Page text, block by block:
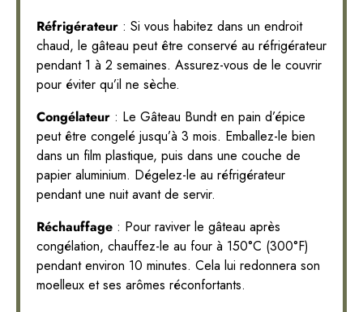
Réfrigérateur : Si vous habitez dans un endroit
chaud, le gâteau peut être conservé au réfrigérateur
pendant 1 à 2 semaines. Assurez-vous de le couvrir
pour éviter qu’il ne sèche.
Congélateur : Le Gâteau Bundt en pain d’épice
peut être congelé jusqu’à 3 mois. Emballez-le bien
dans un film plastique, puis dans une couche de
papier aluminium. Dégelez-le au réfrigérateur
pendant une nuit avant de servir.
Réchauffage : Pour raviver le gâteau après
congélation, chauffez-le au four à 150°C (300°F)
pendant environ 10 minutes. Cela lui redonnera son
moelleux et ses arômes réconfortants.